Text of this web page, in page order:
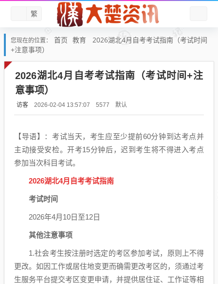
繁
您现在的位置： 首页 教育
2026湖北4月自考考试指南（考试时间
+注意事项）
2026湖北4月自考考试指南（考试时间+注
意事项）
访客 2026-02-04 13:57:07 5577 默认
【导语】：考试当天，考生应至少提前60分钟到达考点并
主动接受安检。开考15分钟后，迟到考生将不得进入考点
参加当次科目考试。
2026湖北4月自考考试指南
考试时间
2026年4月10日至12日
其他注意事项
1.社会考生按注册时选定的考区参加考试，原则上不得
更改。如因工作或居住地变更而确需更改考区的，须通过考
生服务平台提交考区变更申请，并提供居住证、工作证等相